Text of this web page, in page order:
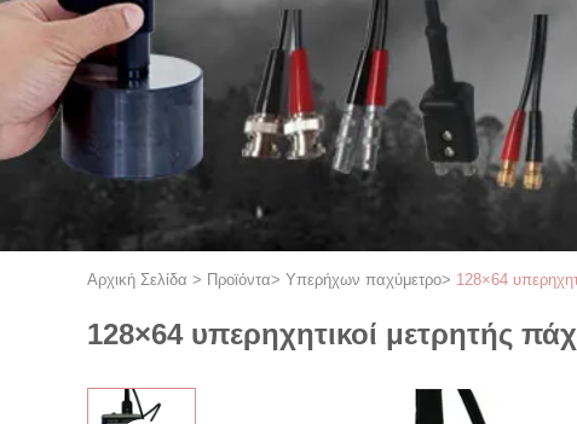
Αρχική Σελίδα > Προϊόντα> Υπερήχων παχύμετρο> 128×64
128×64 υπερηχητικοί μετρητής